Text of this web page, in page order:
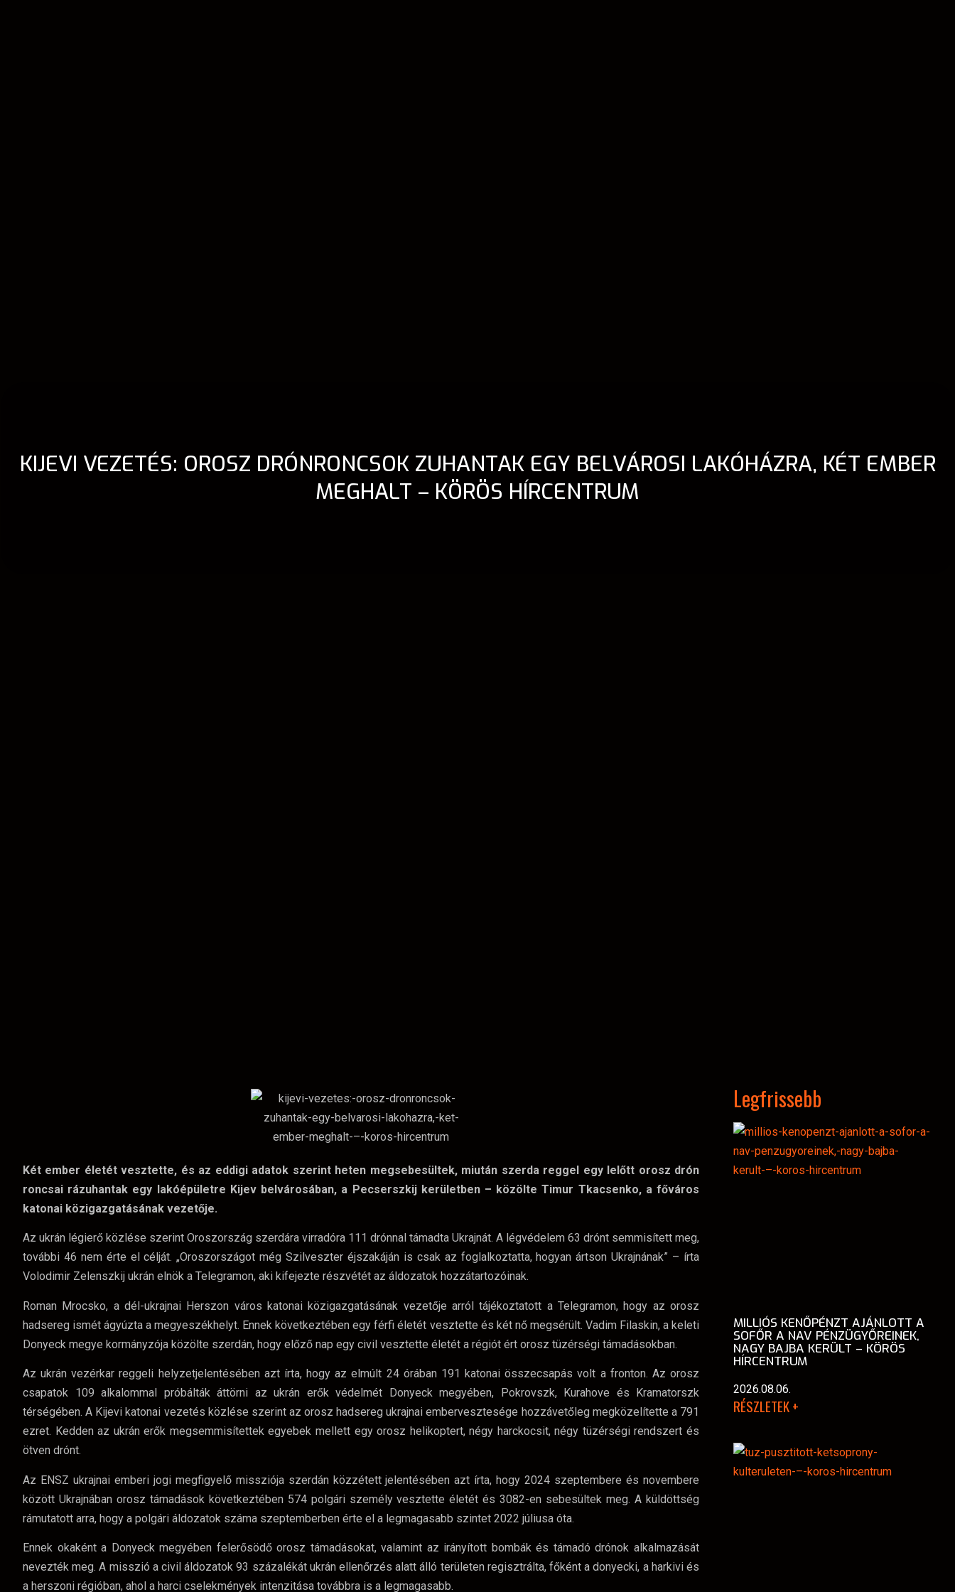
KIJEVI VEZETÉS: OROSZ DRÓNRONCSOK ZUHANTAK EGY BELVÁROSI LAKÓHÁZRA, KÉT EMBER
MEGHALT – KÖRÖS HÍRCENTRUM
Két ember életét vesztette, és az eddigi adatok szerint heten megsebesültek, miután szerda reggel egy lelőtt orosz drón
roncsai rázuhantak egy lakóépületre Kijev belvárosában, a Pecserszkij kerületben – közölte Timur Tkacsenko, a főváros
katonai közigazgatásának vezetője.
Az ukrán légierő közlése szerint Oroszország szerdára virradóra 111 drónnal támadta Ukrajnát. A légvédelem 63 drónt semmisített meg,
további 46 nem érte el célját. „Oroszországot még Szilveszter éjszakáján is csak az foglalkoztatta, hogyan ártson Ukrajnának” – írta
Volodimir Zelenszkij ukrán elnök a Telegramon, aki kifejezte részvétét az áldozatok hozzátartozóinak.
Roman Mrocsko, a dél-ukrajnai Herszon város katonai közigazgatásának vezetője arról tájékoztatott a Telegramon, hogy az orosz
hadsereg ismét ágyúzta a megyeszékhelyt. Ennek következtében egy férfi életét vesztette és két nő megsérült. Vadim Filaskin, a keleti
Donyeck megye kormányzója közölte szerdán, hogy előző nap egy civil vesztette életét a régiót ért orosz tüzérségi támadásokban.
Az ukrán vezérkar reggeli helyzetjelentésében azt írta, hogy az elmúlt 24 órában 191 katonai összecsapás volt a fronton. Az orosz
csapatok 109 alkalommal próbálták áttörni az ukrán erők védelmét Donyeck megyében, Pokrovszk, Kurahove és Kramatorszk
térségében. A Kijevi katonai vezetés közlése szerint az orosz hadsereg ukrajnai embervesztesége hozzávetőleg megközelítette a 791
ezret. Kedden az ukrán erők megsemmisítettek egyebek mellett egy orosz helikoptert, négy harckocsit, négy tüzérségi rendszert és
ötven drónt.
Az ENSZ ukrajnai emberi jogi megfigyelő missziója szerdán közzétett jelentésében azt írta, hogy 2024 szeptembere és novembere
között Ukrajnában orosz támadások következtében 574 polgári személy vesztette életét és 3082-en sebesültek meg. A küldöttség
rámutatott arra, hogy a polgári áldozatok száma szeptemberben érte el a legmagasabb szintet 2022 júliusa óta.
Ennek okaként a Donyeck megyében felerősödő orosz támadásokat, valamint az irányított bombák és támadó drónok alkalmazását
nevezték meg. A misszió a civil áldozatok 93 százalékát ukrán ellenőrzés alatt álló területen regisztrálta, főként a donyecki, a harkivi és
a herszoni régióban, ahol a harci cselekmények intenzitása továbbra is a legmagasabb.
Legfrissebb
MILLIÓS KENŐPÉNZT AJÁNLOTT A
SOFŐR A NAV PÉNZÜGYŐREINEK,
NAGY BAJBA KERÜLT – KÖRÖS
HÍRCENTRUM
2026.08.06.
RÉSZLETEK +